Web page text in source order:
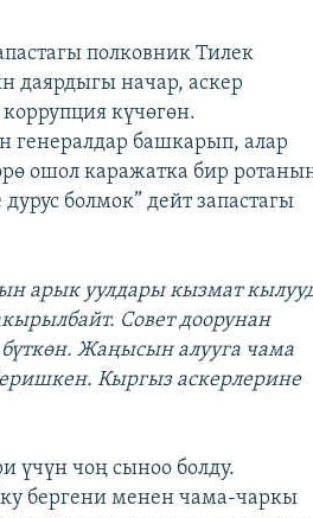
полковник Тилек
даярдыгы начар, аскер
күчөгөн.
генералдар башкарып, алар
ошол каражатка бир
болмок” дейт запастагы
арык уулдары кызмат
Совет доорунан
Жаңысын алууга чама
Кыргыз аскерлерине
үчүн чоң сыноо болду.
бергени менен чама-чаркы